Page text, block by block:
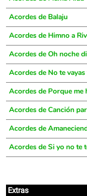
Acordes de Balaju
Acordes de Himno a
Acordes de Oh noche
Acordes de No te vayas
Acordes de Porque me
Acordes de Canción
Acordes de
Acordes de Si yo no te
Extras